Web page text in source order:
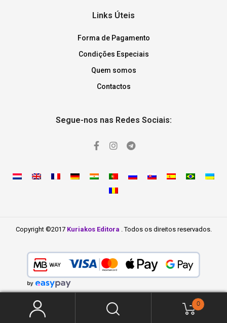
Links Úteis
Forma de Pagamento
Condições Especiais
Quem somos
Contactos
Segue-nos nas Redes Sociais:
Copyright ©2017 Kuriakos Editora . Todos os direitos reservados.
0